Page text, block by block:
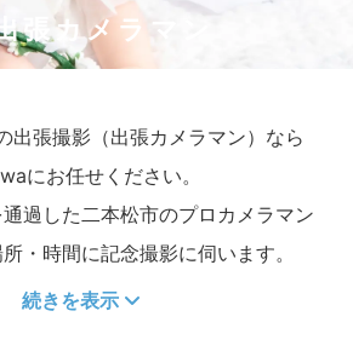
張カメラマン
出張撮影（出張カメラマン）なら
にお任せください。
過した二本松市のプロカメラマン
・時間に記念撮影に伺います。
続きを表示